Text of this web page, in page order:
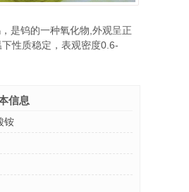
是钨的一种氧化物,外观呈正
性质稳定，表观密度0.6-
信息
铵